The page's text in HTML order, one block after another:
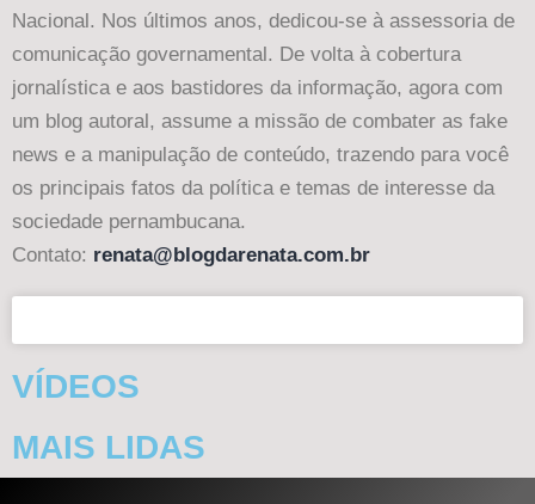
Nacional. Nos últimos anos, dedicou-se à assessoria de
comunicação governamental. De volta à cobertura
jornalística e aos bastidores da informação, agora com
um blog autoral, assume a missão de combater as fake
news e a manipulação de conteúdo, trazendo para você
os principais fatos da política e temas de interesse da
sociedade pernambucana.
Contato: renata@blogdarenata.com.br
VÍDEOS
MAIS LIDAS